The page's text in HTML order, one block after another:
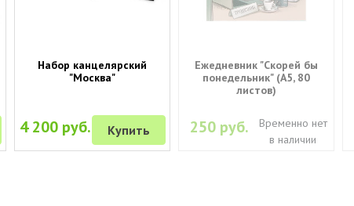
Набор канцелярский
"Москва"
4 200 руб. Купить
Ежедневник "Скорей бы
понедельник" (A5, 80
листов)
250 руб.
Временно нет
в наличии